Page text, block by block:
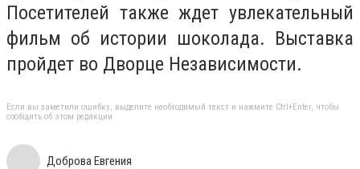
Посетителей также ждет увлекательный
фильм об истории шоколада. Выставка
пройдет во Дворце Независимости.
Если вы заметили ошибку, выделите необходимый текст и нажмите Ctrl+Enter, чтобы
сообщить об этом редакции
Доброва Евгения